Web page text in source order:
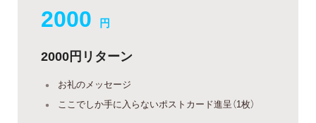
2000 円
2000円リターン
お礼のメッセージ
ここでしか手に入らないポストカード進呈（1枚）